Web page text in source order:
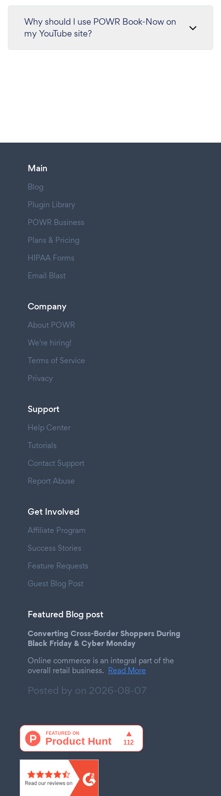
Why should I use POWR Book-Now on
my YouTube site?
Main
Blog
Plugin Library
POWR Business
Plans & Pricing
HIPAA Forms
Email Blast
Company
About POWR
We're hiring!
Terms of Service
Privacy
Support
Help Center
Tutorials
Contact Support
Report Abuse
Get Involved
Affiliate Program
Success Stories
Feature Requests
Guest Blog Post
Featured Blog post
Converting Cross-Border Shoppers During
Black Friday & Cyber Monday
Online commerce is an integral part of the
overall retail business. Read More
Posted by on 2026-08-07